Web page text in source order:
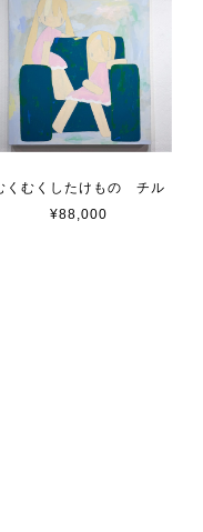
くむくしたけもの チル
¥88,000